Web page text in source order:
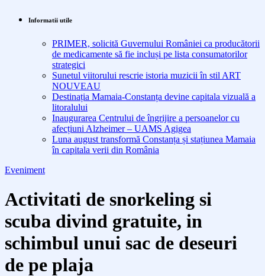
Informatii utile
PRIMER, solicită Guvernului României ca producătorii
de medicamente să fie incluși pe lista consumatorilor
strategici
Sunetul viitorului rescrie istoria muzicii în stil ART
NOUVEAU
Destinația Mamaia-Constanța devine capitala vizuală a
litoralului
Inaugurarea Centrului de îngrijire a persoanelor cu
afecțiuni Alzheimer – UAMS Agigea
Luna august transformă Constanța și stațiunea Mamaia
în capitala verii din România
Eveniment
Activitati de snorkeling si
scuba divind gratuite, in
schimbul unui sac de deseuri
de pe plaja